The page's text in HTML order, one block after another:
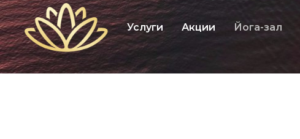
Услуги Акции Йога-зал